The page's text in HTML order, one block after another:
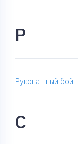
Р
Рукопашный бой
С